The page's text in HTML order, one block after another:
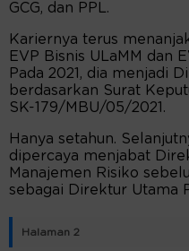
GCG, dan PPL.
Kariernya terus
EVP Bisnis ULaMM dan
Pada 2021, dia menjadi
berdasarkan Surat
SK-179/MBU/05/2021.
Hanya setahun.
dipercaya menjabat
Manajemen Risiko
sebagai Direktur Utama
Halaman 2